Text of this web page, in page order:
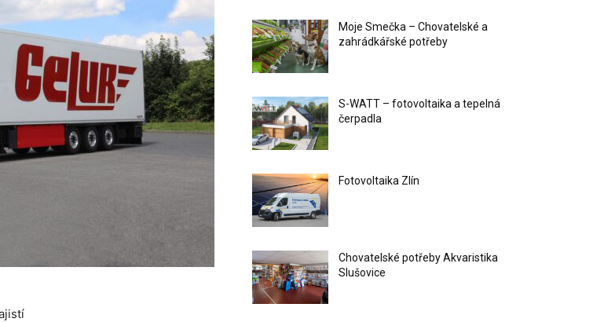
Moje Smečka – Chovatelské a
zahrádkářské potřeby
S-WATT – fotovoltaika a tepelná
čerpadla
Fotovoltaika Zlín
Chovatelské potřeby Akvaristika
Slušovice